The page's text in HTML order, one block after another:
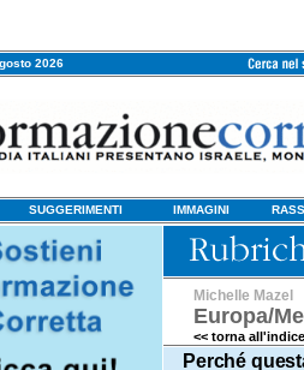
2026
SUGGERIMENTI IMMAGINI
Michelle Mazel
Europa/
<< torna
Perché